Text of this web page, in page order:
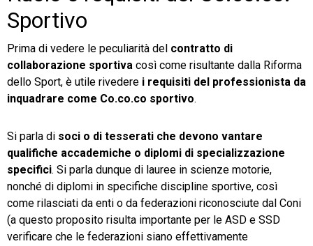
Sportivo
Prima di vedere le peculiarità del contratto di
collaborazione sportiva così come risultante dalla Riforma
dello Sport, è utile rivedere i requisiti del professionista da
inquadrare come Co.co.co sportivo.
Si parla di soci o di tesserati che devono vantare
qualifiche accademiche o diplomi di specializzazione
specifici. Si parla dunque di lauree in scienze motorie,
nonché di diplomi in specifiche discipline sportive, così
come rilasciati da enti o da federazioni riconosciute dal Coni
(a questo proposito risulta importante per le ASD e SSD
verificare che le federazioni siano effettivamente